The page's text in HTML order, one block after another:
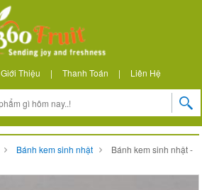
Giới Thiệu | Thanh Toán | Liên Hệ
Bánh kem sinh nhật
Bánh kem sinh nhật -